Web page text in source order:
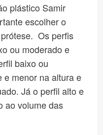
plástico Samir
escolher o
Os perfis
ou moderado e
baixo ou
e menor na altura e
Já o perfil alto e
ao volume das